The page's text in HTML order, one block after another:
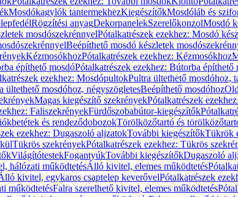
Mosdókagylók tantermekhezKiegészítőkMosdóláb és
Rögzítési anyagDekorpanelekSzerelőkonzolMosdó
mosdószekrénnyelPótalkatrészek ezekhez: Mosdó
Beépíthető mosdó készletek
KézmosókhozPótalkatrészek ezekhez: Kézmosókhoz
építhető mosdóPótalkatrészek ezekhez: Bútorba építhető
ezekhez: MosdópultokPultra ültethető mosdóhoz,
ültethető mosdóhoz, négyszögletesBeépíthető mosdóhoz
Magas kiegészítő szekrényekPótalkatrészek
FaliszekrényekFürdőszobabútor-kiegészítők
és rendeződobozokTörölközőtartó és
ezekhez: Dugaszoló aljzatokTovábbi kiegészítőkTükrök
Tükrös szekrényekPótalkatrészek ezekhez: Tükrös
VilágítótestekFogantyúkTovábbi kiegészítőkDugaszoló
hálózati működtetésÁlló kivitel, elemes működtetés
kivitel, egykaros csaptelep keverővelPótalkatrészek
működtetésFalra szerelhető kivitel, elemes működtetés